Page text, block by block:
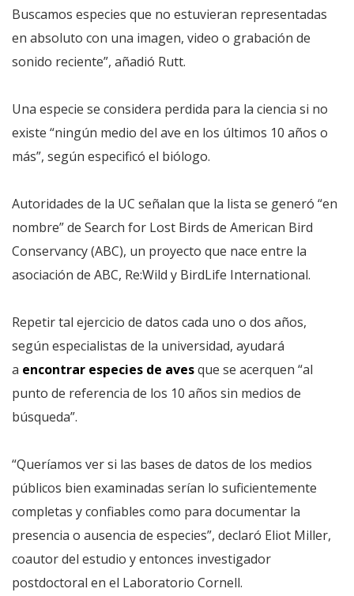
Buscamos especies que no estuvieran representadas
en absoluto con una imagen, video o grabación de
sonido reciente”, añadió Rutt.
Una especie se considera perdida para la ciencia si no
existe “ningún medio del ave en los últimos 10 años o
más”, según especificó el biólogo.
Autoridades de la UC señalan que la lista se generó “en
nombre” de Search for Lost Birds de American Bird
Conservancy (ABC), un proyecto que nace entre la
asociación de ABC, Re:Wild y BirdLife International.
Repetir tal ejercicio de datos cada uno o dos años,
según especialistas de la universidad, ayudará
a encontrar especies de avesque se acerquen “al
punto de referencia de los 10 años sin medios de
búsqueda”.
“Queríamos ver si las bases de datos de los medios
públicos bien examinadas serían lo suficientemente
completas y confiables como para documentar la
presencia o ausencia de especies”, declaró Eliot Miller,
coautor del estudio y entonces investigador
postdoctoral en el Laboratorio Cornell.